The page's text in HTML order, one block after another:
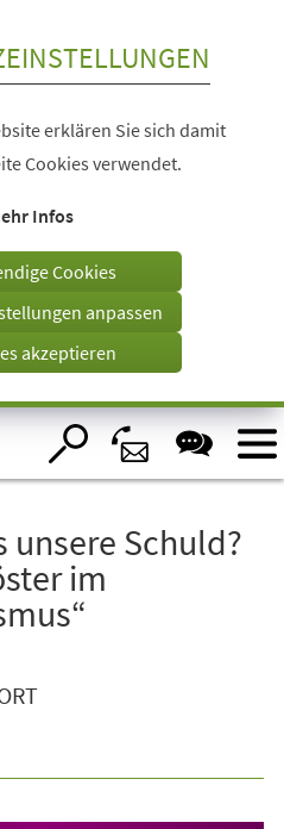
erklären Sie sich damit
Cookies verwendet.
Infos
Cookies
anpassen
akzeptieren
unsere Schuld?
im